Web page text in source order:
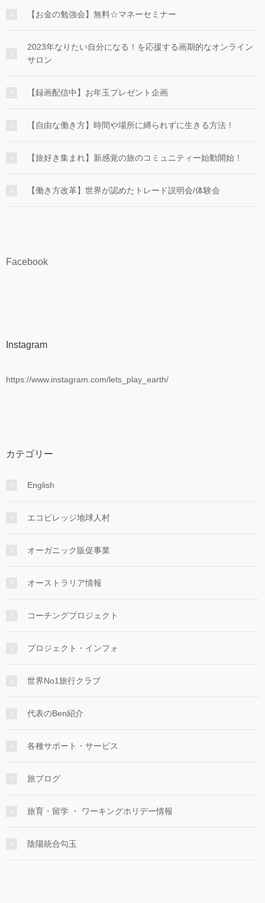
【お金の勉強会】無料☆マネーセミナー
2023年なりたい自分になる！を応援する画期的なオンライン
サロン
【録画配信中】お年玉プレゼント企画
【自由な働き方】時間や場所に縛られずに生きる方法！
【旅好き集まれ】新感覚の旅のコミュニティー始動開始！
【働き方改革】世界が認めたトレード説明会/体験会
Facebook
Instagram
https://www.instagram.com/lets_play_earth/
カテゴリー
English
エコビレッジ地球人村
オーガニック販促事業
オーストラリア情報
コーチングプロジェクト
プロジェクト・インフォ
世界No1旅行クラブ
代表のBen紹介
各種サポート・サービス
旅ブログ
旅育・留学 ・ ワーキングホリデー情報
陰陽統合勾玉